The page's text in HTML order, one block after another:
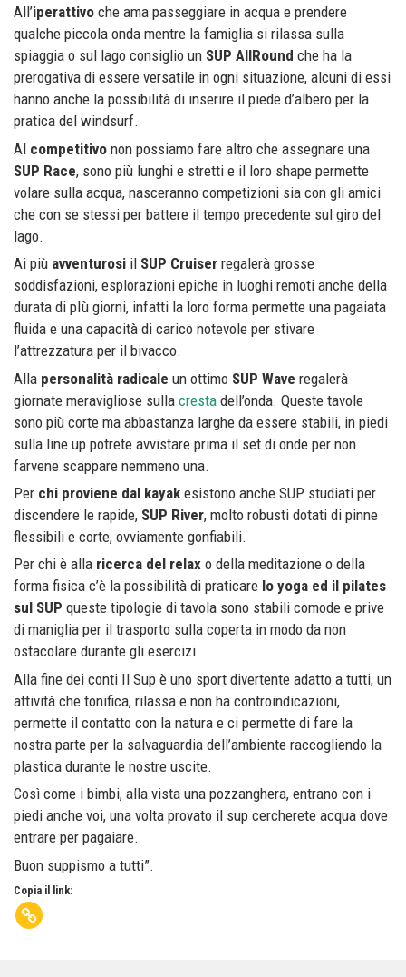
All’iperattivo che ama passeggiare in acqua e prendere
qualche piccola onda mentre la famiglia si rilassa sulla
spiaggia o sul lago consiglio un SUP AllRound che ha la
prerogativa di essere versatile in ogni situazione, alcuni di essi
hanno anche la possibilità di inserire il piede d’albero per la
pratica del windsurf.
Al competitivo non possiamo fare altro che assegnare una
SUP Race, sono più lunghi e stretti e il loro shape permette
volare sulla acqua, nasceranno competizioni sia con gli amici
che con se stessi per battere il tempo precedente sul giro del
lago.
Ai più avventurosi il SUP Cruiser regalerà grosse
soddisfazioni, esplorazioni epiche in luoghi remoti anche della
durata di pIù giorni, infatti la loro forma permette una pagaiata
fluida e una capacità di carico notevole per stivare
l’attrezzatura per il bivacco.
Alla personalità radicale un ottimo SUP Wave regalerà
giornate meravigliose sulla cresta dell’onda. Queste tavole
sono più corte ma abbastanza larghe da essere stabili, in piedi
sulla line up potrete avvistare prima il set di onde per non
farvene scappare nemmeno una.
Per chi proviene dal kayak esistono anche SUP studiati per
discendere le rapide, SUP River, molto robusti dotati di pinne
flessibili e corte, ovviamente gonfiabili.
Per chi è alla ricerca del relax o della meditazione o della
forma fisica c’è la possibilità di praticare lo yoga ed il pilates
sul SUP queste tipologie di tavola sono stabili comode e prive
di maniglia per il trasporto sulla coperta in modo da non
ostacolare durante gli esercizi.
Alla fine dei conti Il Sup è uno sport divertente adatto a tutti, un
attività che tonifica, rilassa e non ha controindicazioni,
permette il contatto con la natura e ci permette di fare la
nostra parte per la salvaguardia dell’ambiente raccogliendo la
plastica durante le nostre uscite.
Così come i bimbi, alla vista una pozzanghera, entrano con i
piedi anche voi, una volta provato il sup cercherete acqua dove
entrare per pagaiare.
Buon suppismo a tutti”.
Copia il link: